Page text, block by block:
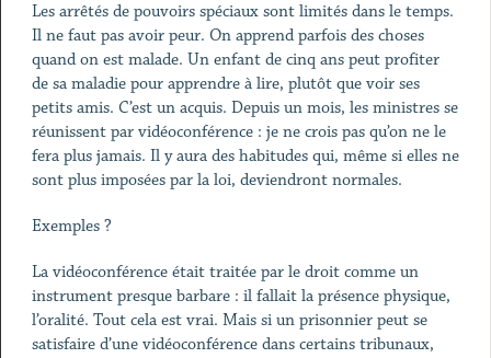
Les arrêtés de pouvoirs spéciaux sont limités dans le temps.
Il ne faut pas avoir peur. On apprend parfois des choses
quand on est malade. Un enfant de cinq ans peut profiter
de sa maladie pour apprendre à lire, plutôt que voir ses
petits amis. C’est un acquis. Depuis un mois, les ministres se
réunissent par vidéoconférence : je ne crois pas qu’on ne le
fera plus jamais. Il y aura des habitudes qui, même si elles ne
sont plus imposées par la loi, deviendront normales.
Exemples ?
La vidéoconférence était traitée par le droit comme un
instrument presque barbare : il fallait la présence physique,
l’oralité. Tout cela est vrai. Mais si un prisonnier peut se
satisfaire d’une vidéoconférence dans certains tribunaux,